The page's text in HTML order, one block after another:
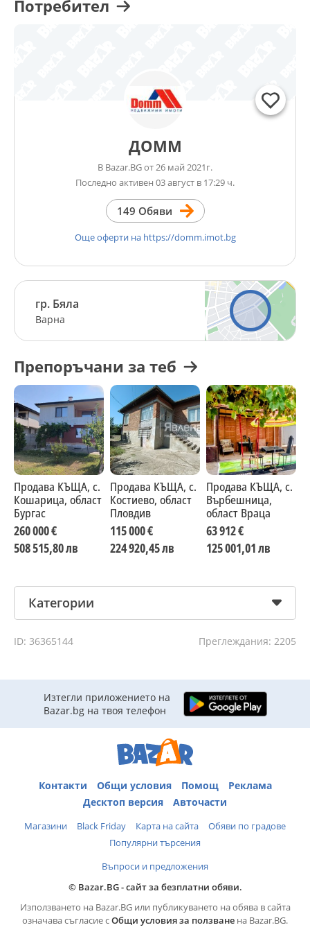
Потребител
ДОММ
В Bazar.BG от 26 май 2021г.
Последно активен 03 август в 17:29 ч.
149 Обяви
Още оферти на https://domm.imot.bg
гр. Бяла
Варна
Препоръчани за теб
Продава КЪЩА, с.
Кошарица, област
Бургас
260 000 €
508 515,80 лв
Продава КЪЩА, с.
Костиево, област
Пловдив
115 000 €
224 920,45 лв
Продава КЪЩА, с.
Върбешница,
област Враца
63 912 €
125 001,01 лв
Категории
ID: 36365144 Преглеждания: 2205
Изтегли приложението на
Bazar.bg на твоя телефон
Контакти Общи условия Помощ
Реклама
Десктоп версия
Авточасти
Магазини Black Friday Карта на сайта
Обяви по градове
Популярни търсения
Въпроси и предложения
© Bazar.BG - сайт за безплатни обяви.
Използването на Bazar.BG или публикуването на обява в сайта
означава съгласие сОбщи условия за ползване на Bazar.BG.